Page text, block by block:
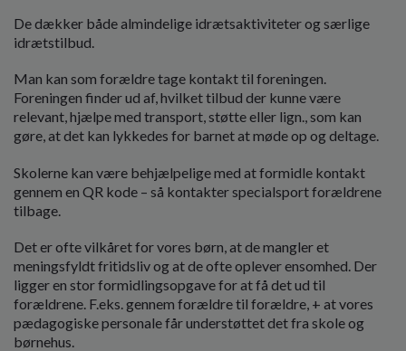
De dækker både almindelige idrætsaktiviteter og særlige
idrætstilbud.
Man kan som forældre tage kontakt til foreningen.
Foreningen finder ud af, hvilket tilbud der kunne være
relevant, hjælpe med transport, støtte eller lign., som kan
gøre, at det kan lykkedes for barnet at møde op og deltage.
Skolerne kan være behjælpelige med at formidle kontakt
gennem en QR kode – så kontakter specialsport forældrene
tilbage.
Det er ofte vilkåret for vores børn, at de mangler et
meningsfyldt fritidsliv og at de ofte oplever ensomhed. Der
ligger en stor formidlingsopgave for at få det ud til
forældrene. F.eks. gennem forældre til forældre, + at vores
pædagogiske personale får understøttet det fra skole og
børnehus.